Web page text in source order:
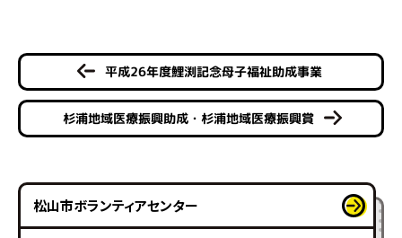
平成26年度鯉渕記念母子福祉助成事業
杉浦地域医療振興助成・杉浦地域医療振興賞
松山市ボランティアセンター